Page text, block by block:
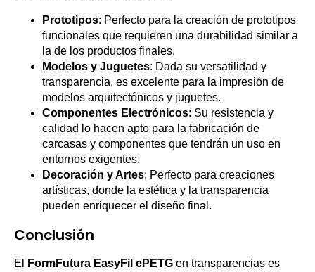
Prototipos: Perfecto para la creación de prototipos
funcionales que requieren una durabilidad similar a
la de los productos finales.
Modelos y Juguetes: Dada su versatilidad y
transparencia, es excelente para la impresión de
modelos arquitectónicos y juguetes.
Componentes Electrónicos: Su resistencia y
calidad lo hacen apto para la fabricación de
carcasas y componentes que tendrán un uso en
entornos exigentes.
Decoración y Artes: Perfecto para creaciones
artísticas, donde la estética y la transparencia
pueden enriquecer el diseño final.
Conclusión
El FormFutura EasyFil ePETG en transparencias es